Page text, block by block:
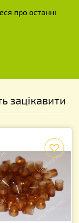
про останні
зацікавити